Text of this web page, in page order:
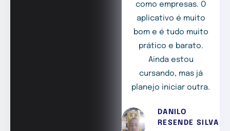
como empresas. O
aplicativo é muito
bom e é tudo muito
prático e barato.
Ainda estou
cursando, mas já
planejo iniciar outra.
DANILO
RESENDE SILVA